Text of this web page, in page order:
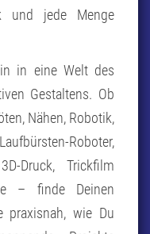
und jede Menge
in eine Welt des
Gestaltens. Ob
Nähen, Robotik,
Roboter,
Druck, Trickfilm
– finde Deinen
praxisnah, wie Du